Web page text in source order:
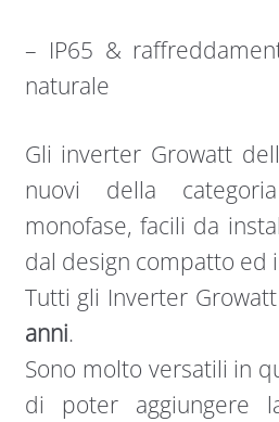
– IP65 &
naturale
Gli inverter Growatt
nuovi della
monofase, facili da
dal design compatto ed
Tutti gli Inverter
anni.
Sono molto versatili in
di poter aggiungere